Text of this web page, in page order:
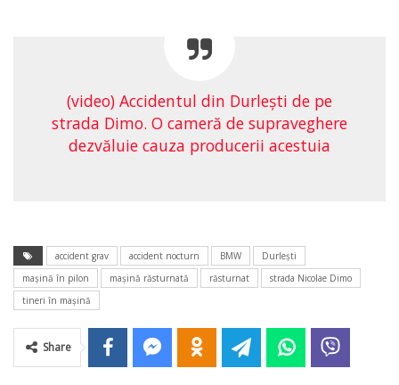
(video) Accidentul din Durleşti de pe
strada Dimo. O cameră de supraveghere
dezvăluie cauza producerii acestuia
accident grav accident nocturn BMW
Durlești
mașină în pilon
mașină răsturnată răsturnat
strada Nicolae Dimo
tineri în mașină
Share